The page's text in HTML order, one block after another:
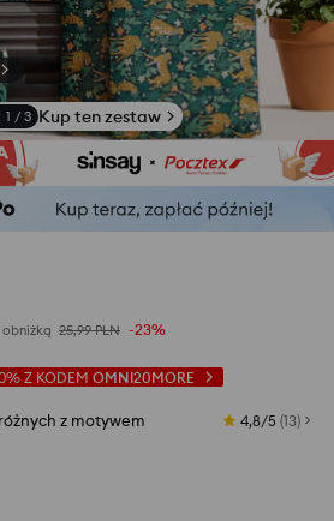
1 / 3 Kup ten zestaw
25,99 PLN -23%
Z KODEM OMNI20MORE
z motywem
4,8/5 (13)